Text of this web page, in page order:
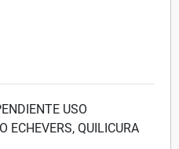
USO
ECHEVERS, QUILICURA